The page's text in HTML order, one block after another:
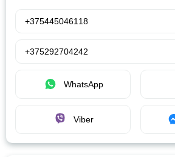
+375445046118
+375292704242
WhatsApp
Viber